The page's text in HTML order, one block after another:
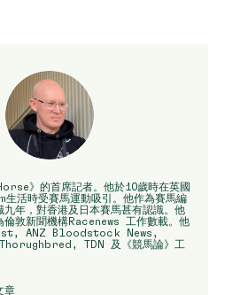
》的首席記者。他於10歲時在英國
活時受賽馬運動吸引。他作為賽馬編
九年，對香港及日本賽馬甚有認識。他
倫敦新聞機構Racenews 工作數載。他
ANZ Bloodstock News,
TDN 及《競馬論》工
章